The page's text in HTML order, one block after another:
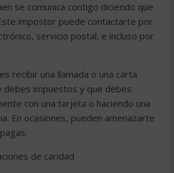
se comunica contigo diciendo que
impostor puede contactarte por
servicio postal, e incluso por
recibir una llamada o una carta
debes impuestos y que debes
con una tarjeta o haciendo una
En ocasiones, pueden amenazarte
de caridad